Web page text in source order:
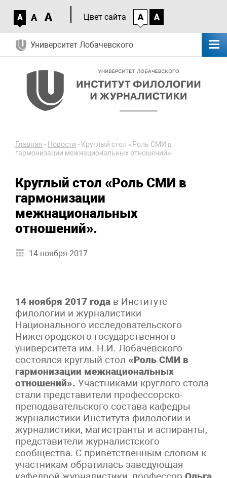
A A A Цвет сайта A A
Университет Лобачевского
Главная - Новости - Круглый стол «Роль СМИ в
гармонизации межнациональных отношений».
Круглый стол «Роль СМИ в
гармонизации
межнациональных
отношений».
14 ноября 2017
14 ноября 2017 года в Институте
филологии и журналистики
Национального исследовательского
Нижегородского государственного
университета им. Н.И. Лобачевского
состоялся круглый стол «Роль СМИ в
гармонизации межнациональных
отношений». Участниками круглого стола
стали представители профессорско-
преподавательского состава кафедры
журналистики Института филологии и
журналистики, магистранты и аспиранты,
представители журналистского
сообщества. С приветственным словом к
участникам обратилась заведующая